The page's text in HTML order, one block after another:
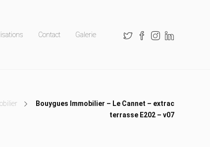
Contact Galerie
Bouygues Immobilier – Le Cannet – extrac
terrasse E202 – v07